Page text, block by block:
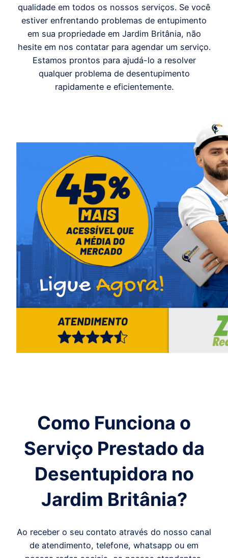
qualidade em todos os nossos serviços. Se você
estiver enfrentando problemas de entupimento
em sua propriedade em Jardim Britânia, não
hesite em nos contatar para agendar um serviço.
Estamos prontos para ajudá-lo a resolver
qualquer problema de desentupimento
rapidamente e eficientemente.
Como Funciona o
Serviço Prestado da
Desentupidora no
Jardim Britânia?
Ao receber o seu contato através do nosso canal
de atendimento, telefone, whatsapp ou em